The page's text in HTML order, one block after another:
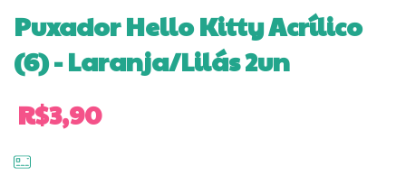
Puxador Hello Kitty Acrílico
(6) - Laranja/Lilás 2un
R$3,90